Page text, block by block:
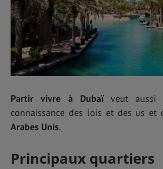
Partir vivre à Dubaïveut aussi
connaissance des lois et des us et
Arabes Unis.
Principaux quartiers